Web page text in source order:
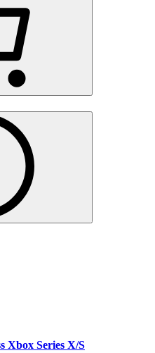
Xbox Series X/S